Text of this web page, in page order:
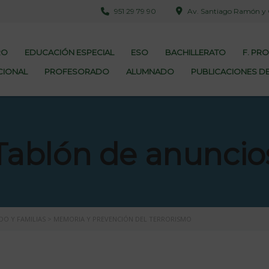
Av. Santiago Ramón y
951 29 79 90
EDUCACIÓN ESPECIAL ESO BACHILLERATO
F.
PROFESORADO ALUMNADO PUBLICACIONES
de